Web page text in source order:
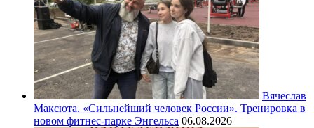
Вячеслав
Максюта. «Сильнейший человек России». Тренировка в
новом фитнес-парке Энгельса 06.08.2026